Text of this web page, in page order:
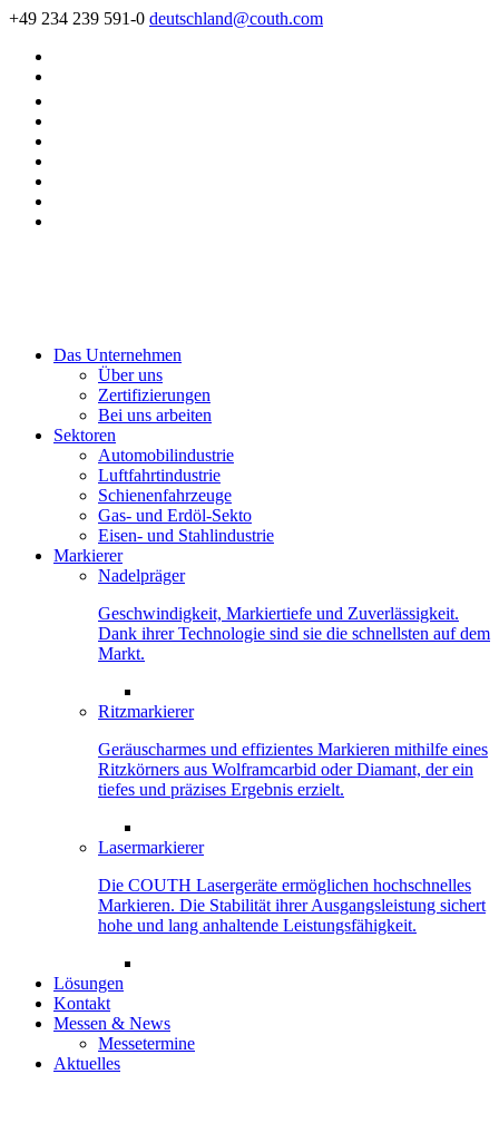
+49 234 239 591-0 deutschland@couth.com
Das Unternehmen
Über uns
Zertifizierungen
Bei uns arbeiten
Sektoren
Automobilindustrie
Luftfahrtindustrie
Schienenfahrzeuge
Gas- und Erdöl-Sekto
Eisen- und Stahlindustrie
Markierer
Nadelpräger
Geschwindigkeit, Markiertiefe und Zuverlässigkeit.
Dank ihrer Technologie sind sie die schnellsten auf dem
Markt.
Ritzmarkierer
Geräuscharmes und effizientes Markieren mithilfe eines
Ritzkörners aus Wolframcarbid oder Diamant, der ein
tiefes und präzises Ergebnis erzielt.
Lasermarkierer
Die COUTH Lasergeräte ermöglichen hochschnelles
Markieren. Die Stabilität ihrer Ausgangsleistung sichert
hohe und lang anhaltende Leistungsfähigkeit.
Lösungen
Kontakt
Messen & News
Messetermine
Aktuelles